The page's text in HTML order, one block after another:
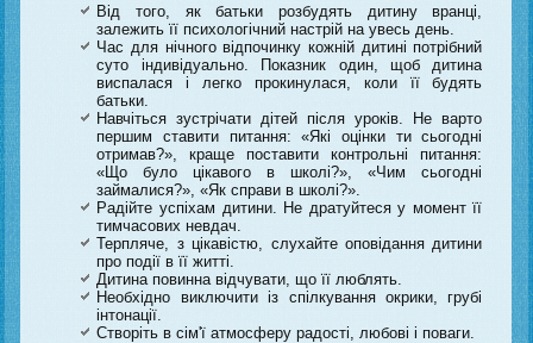
Від того, як батьки розбудять дитину вранці,
залежить її психологічний настрій на увесь день.
Час для нічного відпочинку кожній дитині потрібний
суто індивідуально. Показник один, щоб дитина
виспалася і легко прокинулася, коли її будять
батьки.
Навчіться зустрічати дітей після уроків. Не варто
першим ставити питання: «Які оцінки ти сьогодні
отримав?», краще поставити контрольні питання:
«Що було цікавого в школі?», «Чим сьогодні
займалися?», «Як справи в школі?».
Радійте успіхам дитини. Не дратуйтеся у момент її
тимчасових невдач.
Терпляче, з цікавістю, слухайте оповідання дитини
про події в її житті.
Дитина повинна відчувати, що її люблять.
Необхідно виключити із спілкування окрики, грубі
інтонації.
Створіть в сім'ї атмосферу радості, любові і поваги.